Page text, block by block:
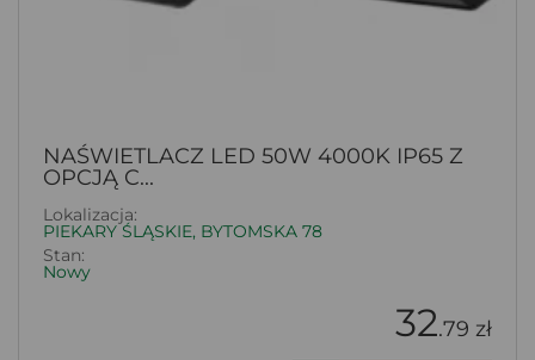
NAŚWIETLACZ LED 50W 4000K IP65 Z
OPCJĄ C...
Lokalizacja:
PIEKARY ŚLĄSKIE, BYTOMSKA 78
Stan:
Nowy
32.79 zł